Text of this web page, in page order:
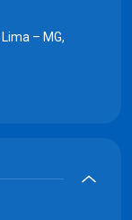
– MG,